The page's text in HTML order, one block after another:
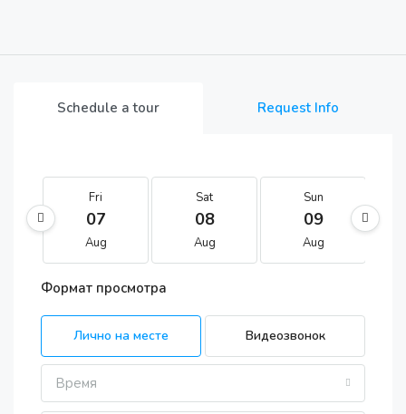
Schedule a tour Request Info
Fri
07
Aug
Sat
08
Aug
Sun
09
Aug
Формат просмотра
Лично на месте Видеозвонок
Время